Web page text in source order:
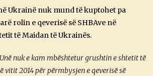
T
A
T
O
R
2
0
2
Ukrainë nuk mund të kuptohet pa
rolin e qeverisë së SHBAve në
të Maidan të Ukrainës.
nuk e kam mbështetur grushtin e shtetit të
vitit 2014 për përmbysjen e qeverisë së